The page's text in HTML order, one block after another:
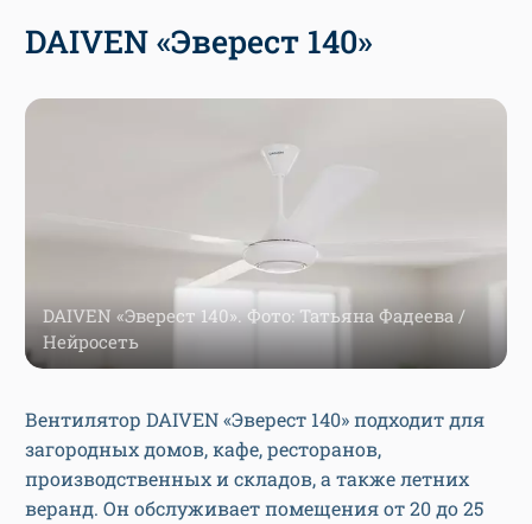
DAIVEN «Эверест 140»
DAIVEN «Эверест 140». Фото: Татьяна Фадеева /
Нейросеть
Вентилятор DAIVEN «Эверест 140» подходит для
загородных домов, кафе, ресторанов,
производственных и складов, а также летних
веранд. Он обслуживает помещения от 20 до 25